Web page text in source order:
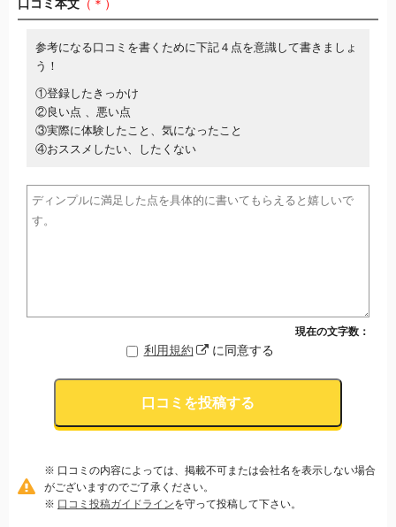
口コミ本文 （＊）
参考になる口コミを書くために下記４点を意識して書きましょ
う！
①登録したきっかけ
②良い点 、悪い点
③実際に体験したこと、気になったこと
④おススメしたい、したくない
現在の文字数：
利用規約 に同意する
口コミを投稿する
※ 口コミの内容によっては、掲載不可または会社名を表示しない場合
がございますのでご了承ください。
※ 口コミ投稿ガイドラインを守って投稿して下さい。